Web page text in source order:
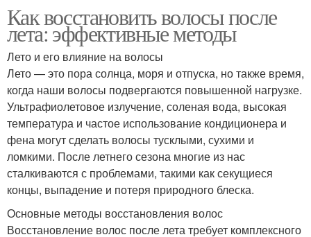
Как восстановить волосы после
лета: эффективные методы
Лето и его влияние на волосы
Лето — это пора солнца, моря и отпуска, но также время,
когда наши волосы подвергаются повышенной нагрузке.
Ультрафиолетовое излучение, соленая вода, высокая
температура и частое использование кондиционера и
фена могут сделать волосы тусклыми, сухими и
ломкими. После летнего сезона многие из нас
сталкиваются с проблемами, такими как секущиеся
концы, выпадение и потеря природного блеска.
Основные методы восстановления волос
Восстановление волос после лета требует комплексного